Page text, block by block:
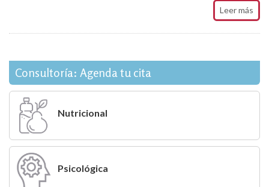
Leer más
Consultoría: Agenda tu cita
Nutricional
Psicológica